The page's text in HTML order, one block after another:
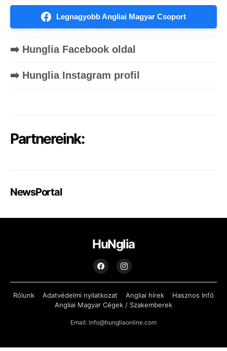
Legnagyobb Angliai Magyar Csoport
➡️ Hunglia Facebook oldal
➡️ Hunglia Instagram profil
Partnereink:
NewsPortal
HuNglia
Rólunk Adatvédelmi nyilatkozat Angliai hírek
Hasznos Infó
Angliai Magyar Cégek / Szakemberek
Email: info@hungliaonline.com